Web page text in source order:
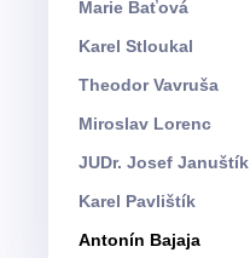
Marie Baťová
Karel Stloukal
Theodor Vavruša
Miroslav Lorenc
JUDr. Josef Januštík
Karel Pavlištík
Antonín Bajaja